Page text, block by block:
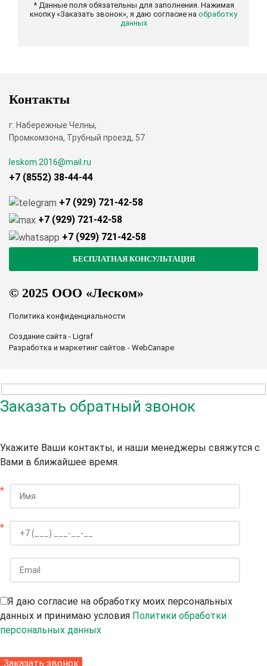
* Данные поля обязательны для заполнения. Нажимая
кнопку «Заказать звонок», я даю согласие на обработку
данных
© 2025 ООО «Леском»
Политика конфиденциальности
Создание сайта - Ligraf
Разработка и маркетинг сайтов - WebCanape
Контакты
г. Набережные Челны,
Промкомзона, Трубный проезд, 57
leskom.2016@mail.ru
+7 (8552) 38-44-44
+7 (929) 721-42-58
+7 (929) 721-42-58
+7 (929) 721-42-58
Заказать обратный звонок
Укажите Ваши контакты, и наши менеджеры свяжутся с
Вами в ближайшее время.
*
*
Я даю согласие на обработку моих персональных
данных и принимаю условия Политики обработки
персональных данных